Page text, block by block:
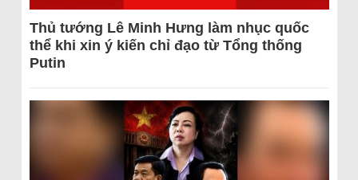
Thủ tướng Lê Minh Hưng làm nhục quốc
thể khi xin ý kiến chỉ đạo từ Tổng thống
Putin